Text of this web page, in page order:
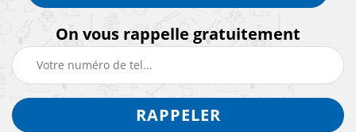
On vous rappelle gratuitement